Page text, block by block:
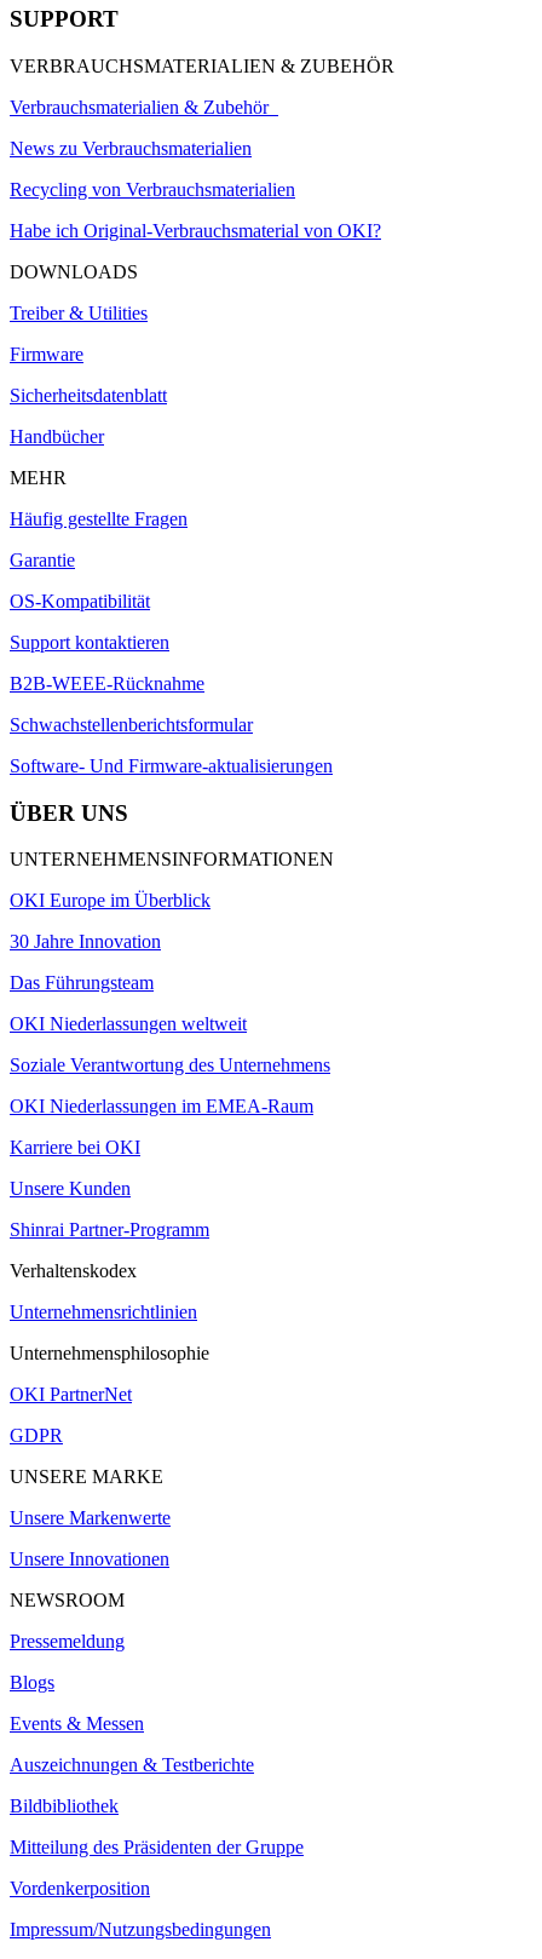
SUPPORT
VERBRAUCHSMATERIALIEN & ZUBEHÖR
Verbrauchsmaterialien & Zubehör
News zu Verbrauchsmaterialien
Recycling von Verbrauchsmaterialien
Habe ich Original-Verbrauchsmaterial von OKI?
DOWNLOADS
Treiber & Utilities
Firmware
Sicherheitsdatenblatt
Handbücher
MEHR
Häufig gestellte Fragen
Garantie
OS-Kompatibilität
Support kontaktieren
B2B-WEEE-Rücknahme
Schwachstellenberichtsformular
Software- Und Firmware-aktualisierungen
ÜBER UNS
UNTERNEHMENSINFORMATIONEN
OKI Europe im Überblick
30 Jahre Innovation
Das Führungsteam
OKI Niederlassungen weltweit
Soziale Verantwortung des Unternehmens
OKI Niederlassungen im EMEA-Raum
Karriere bei OKI
Unsere Kunden
Shinrai Partner-Programm
Verhaltenskodex
Unternehmensrichtlinien
Unternehmensphilosophie
OKI PartnerNet
GDPR
UNSERE MARKE
Unsere Markenwerte
Unsere Innovationen
NEWSROOM
Pressemeldung
Blogs
Events & Messen
Auszeichnungen & Testberichte
Bildbibliothek
Mitteilung des Präsidenten der Gruppe
Vordenkerposition
Impressum/Nutzungsbedingungen